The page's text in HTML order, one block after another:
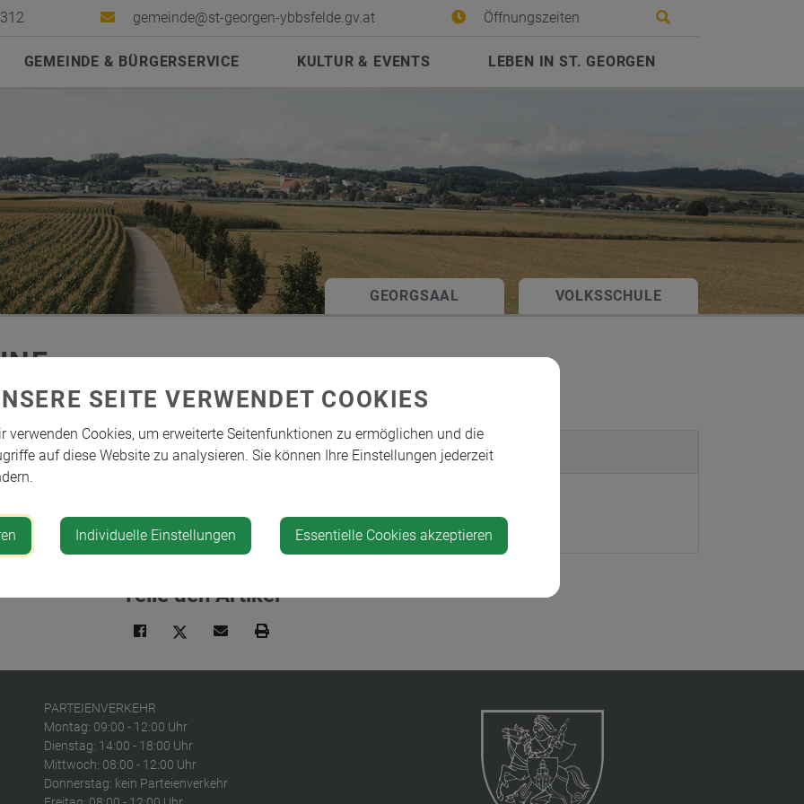
gemeinde@st-georgen-ybbsfelde.gv.at Öffnungszeiten
GEMEINDE & BÜRGERSERVICE KULTUR & EVENTS LEBEN IN ST. GEORGEN
GEORGSAAL VOLKSSCHULE
Standort
3304 St. Georgen am Ybbsfelde
Teile den Artikel
PARTEIENVERKEHR
Montag: 09:00 - 12:00 Uhr
Dienstag: 14:00 - 18:00 Uhr
Mittwoch: 08:00 - 12:00 Uhr
Donnerstag: kein Parteienverkehr
SEITE VERWENDET COOKIES
verwenden Cookies, um erweiterte Seitenfunktionen zu ermöglichen und die
auf diese Website zu analysieren. Sie können Ihre Einstellungen jederzeit
Individuelle Einstellungen Essentielle Cookies akzeptieren